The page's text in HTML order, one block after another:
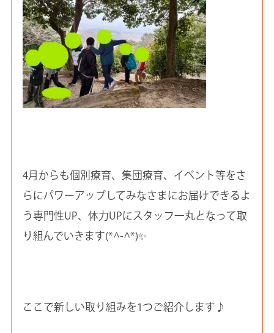
4月からも個別療育、集団療育、イベント等をさ
らにパワーアップしてみなさまにお届けできるよ
う専門性UP、体力UPにスタッフ一丸となって取
り組んでいきます(*^-^*)✨
ここで新しい取り組みを1つご紹介します♪